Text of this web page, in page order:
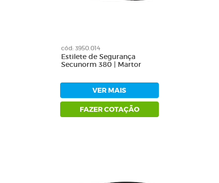
cód: 3950.014
Estilete de Segurança
Secunorm 380 | Martor
VER MAIS
FAZER COTAÇÃO